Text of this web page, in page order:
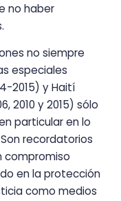
no haber
no siempre
especiales
2015) y Haití
2010 y 2015) sólo
particular en lo
recordatorios
compromiso
en la protección
como medios